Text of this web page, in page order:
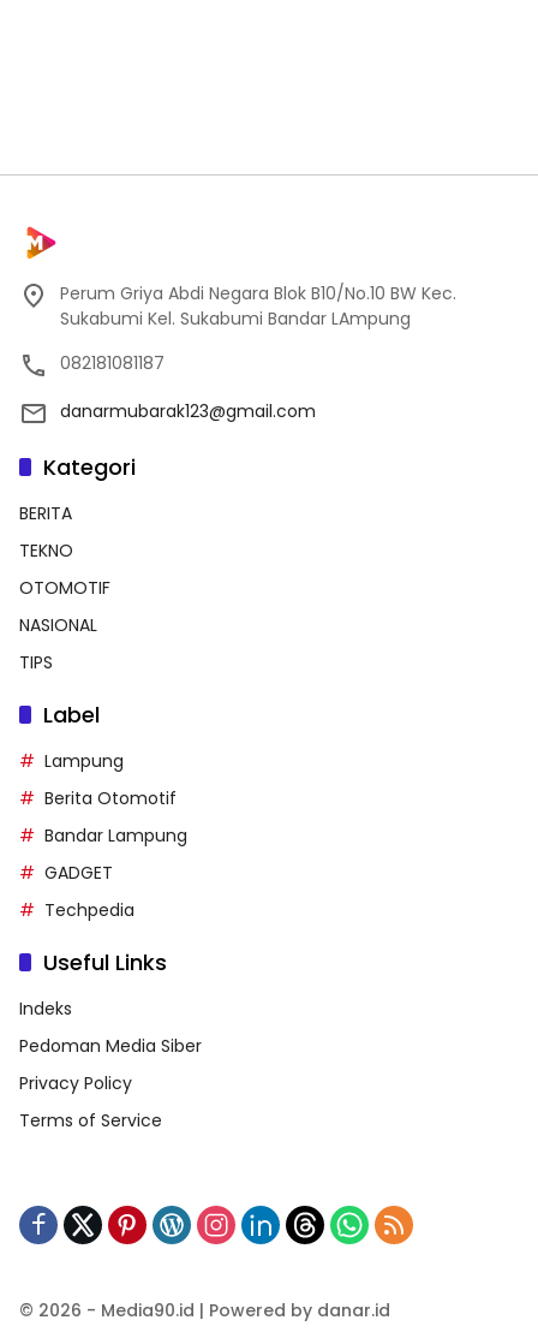
Perum Griya Abdi Negara Blok B10/No.10 BW Kec.
Sukabumi Kel. Sukabumi Bandar LAmpung
082181081187
danarmubarak123@gmail.com
Kategori
BERITA
TEKNO
OTOMOTIF
NASIONAL
TIPS
Label
Lampung
Berita Otomotif
Bandar Lampung
GADGET
Techpedia
Useful Links
Indeks
Pedoman Media Siber
Privacy Policy
Terms of Service
© 2026 - Media90.id | Powered by danar.id